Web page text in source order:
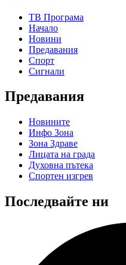
ТВ Програма
Начало
Новини
Предавания
Спорт
Сигнали
Предавания
Новините
Инфо Зона
Зона Здраве
Лицата на града
Духовна пътека
Спортен изгрев
Последвайте ни